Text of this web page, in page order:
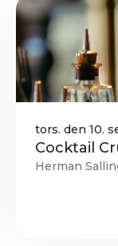
tors. den 10.
Cocktail
Herman